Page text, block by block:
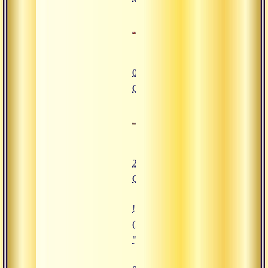
01.04.2016
Сатсанг
25.03.2016
Сатсанг
![05.02.2016 Сатсанг "Лайя-
(https://www.advayta.org/upload/
"05.02.2016 Сатсанг "Лайя-йога